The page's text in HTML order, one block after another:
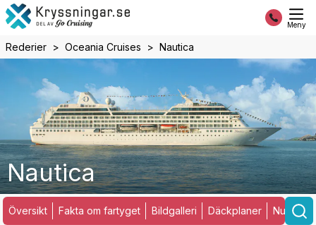
Meny
Rederier Oceania Cruises Nautica
Nautica
Översikt Fakta om fartyget Bildgalleri Däckplaner